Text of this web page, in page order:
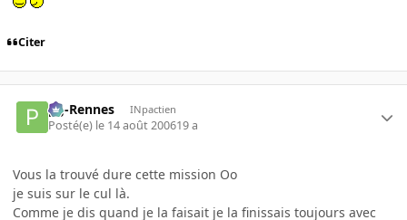
Citer
pg-Rennes INpactien
Posté(e) le 14 août 200619 a
Vous la trouvé dure cette mission Oo
je suis sur le cul là.
Comme je dis quand je la faisait je la finissais toujours avec